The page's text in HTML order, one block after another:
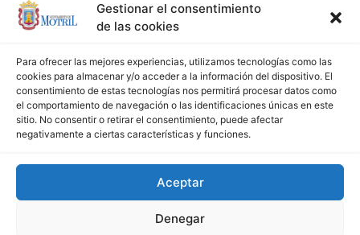
Gestionar el consentimiento
de las cookies
Para ofrecer las mejores experiencias, utilizamos tecnologías como las
cookies para almacenar y/o acceder a la información del dispositivo. El
consentimiento de estas tecnologías nos permitirá procesar datos como
el comportamiento de navegación o las identificaciones únicas en este
sitio. No consentir o retirar el consentimiento, puede afectar
negativamente a ciertas características y funciones.
Aceptar
Denegar